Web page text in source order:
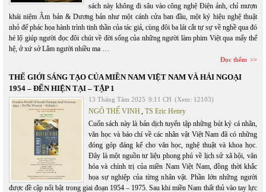
sách này không đi sâu vào công nghệ Điện ảnh, chỉ mượn
khái niệm Âm bản & Dương bản như một cánh cửa ban đầu, một ký hiệu nghệ thuật
nhỏ để phác họa hành trình tinh thần của tác giả, cùng đôi ba lát cắt tự sự về nghề qua đó
hé lộ giúp người đọc đôi chút về đời sống của những người làm phim Việt qua mấy thế
hệ, ở xứ sở Lắm người nhiều ma …
Đọc thêm
THẾ GIỚI SÁNG TẠO CỦA MIỀN NAM VIỆT NAM VÀ HẢI NGOẠI
1954 – ĐẾN HIỆN TẠI – TẬP 1
13 Tháng Tám 2025 9:11 CH (Xem: 12103)
NGÔ THẾ VINH, TS Eric Henry
Cuốn sách này là bản dịch tuyển tập những bút ký cá nhân,
văn học và báo chí về các nhân vật Việt Nam đã có những
đóng góp đáng kể cho văn học, nghệ thuật và khoa học.
Đây là một nguồn tư liệu phong phú về lịch sử xã hội, văn
hóa và chính trị của miền Nam Việt Nam, đồng thời khắc
họa sự nghiệp của từng nhân vật. Phần lớn những người
được đề cập nổi bật trong giai đoạn 1954 – 1975. Sau khi miền Nam thất thủ vào tay lực